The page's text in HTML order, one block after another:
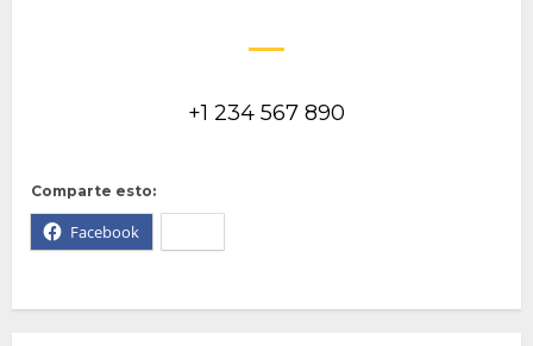
+1 234 567 890
Comparte esto:
Facebook